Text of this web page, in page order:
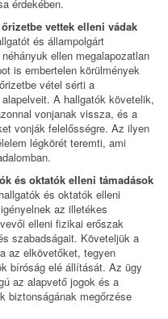
érdekében.
vettek elleni vádak
és állampolgárt
ellen megalapozatlan
is embertelen körülmények
vétel sérti a
A hallgatók követelik,
vonjanak vissza, és a
vonják felelősségre. Az ilyen
légkörét teremti, ami
és oktatók elleni támadások
és oktatók elleni
az illetékes
elleni fizikai erőszak
szabadságait. Követeljük a
az elkövetőket, tegyen
bíróság elé állítását. Az ügy
az alapvető jogok és a
biztonságának megőrzése